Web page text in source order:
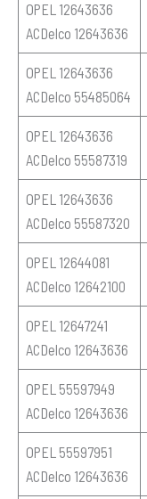
OPEL 12643636
ACDelco 12643636
OPEL 12643636
ACDelco 55485064
OPEL 12643636
ACDelco 55587319
OPEL 12643636
ACDelco 55587320
OPEL 12644081
ACDelco 12642100
OPEL 12647241
ACDelco 12643636
OPEL 55597949
ACDelco 12643636
OPEL 55597951
ACDelco 12643636